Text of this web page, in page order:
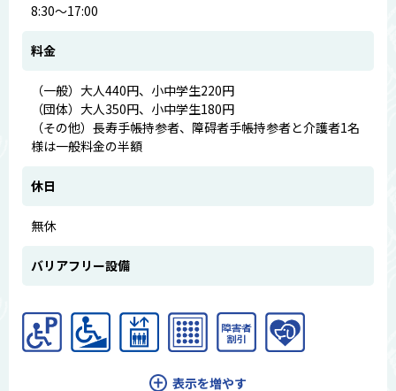
8:30～17:00
料金
（一般）大人440円、小中学生220円
（団体）大人350円、小中学生180円
（その他）長寿手帳持参者、障碍者手帳持参者と介護者1名
様は一般料金の半額
休日
無休
バリアフリー設備
表示を増やす